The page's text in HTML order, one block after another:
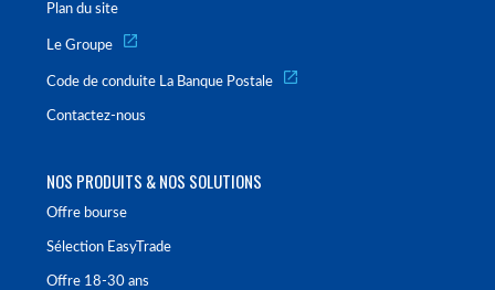
Plan du site
Le Groupe
Code de conduite La Banque Postale
Contactez-nous
NOS PRODUITS & NOS SOLUTIONS
Offre bourse
Sélection EasyTrade
Offre 18-30 ans